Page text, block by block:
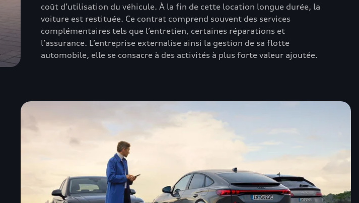
coût d’utilisation du véhicule. À la fin de cette location longue durée, la
voiture est restituée. Ce contrat comprend souvent des services
complémentaires tels que l’entretien, certaines réparations et
l’assurance. L’entreprise externalise ainsi la gestion de sa flotte
automobile, elle se consacre à des activités à plus forte valeur ajoutée.